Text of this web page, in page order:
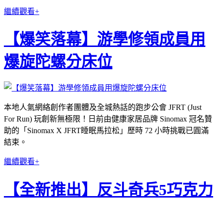
繼續觀看+
【爆笑落幕】游學修領成員用
爆旋陀螺分床位
本地人氣網絡創作者團體及全城熱話的跑步公會 JFRT (Just
For Run) 玩創新無極限！日前由健康家居品牌 Sinomax 冠名贊
助的「Sinomax X JFRT睡眠馬拉松」歷時 72 小時挑戰已圓滿
結束。
繼續觀看+
【全新推出】反斗奇兵5巧克力